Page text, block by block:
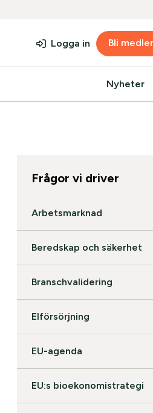
Nyheter
Logga in Bli
Frågor vi driver
Arbetsmarknad
Beredskap och säkerhet
Branschvalidering
Elförsörjning
EU-agenda
EU:s bioekonomistrategi